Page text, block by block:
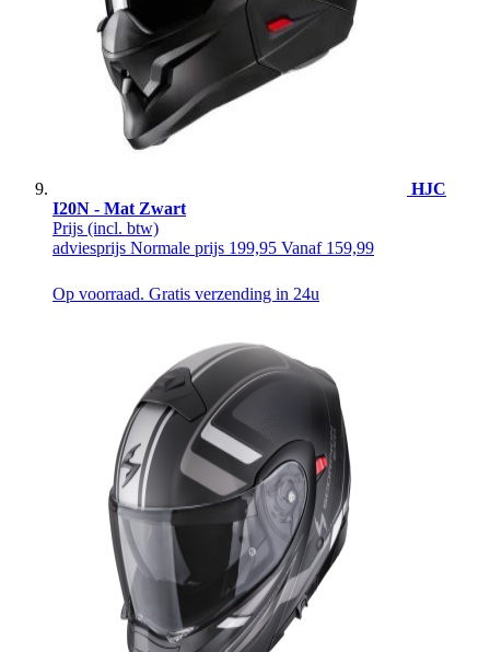
HJC
I20N - Mat Zwart
Prijs (incl. btw)
adviesprijs Normale prijs 199,95 Vanaf 159,99
Op voorraad. Gratis verzending in 24u